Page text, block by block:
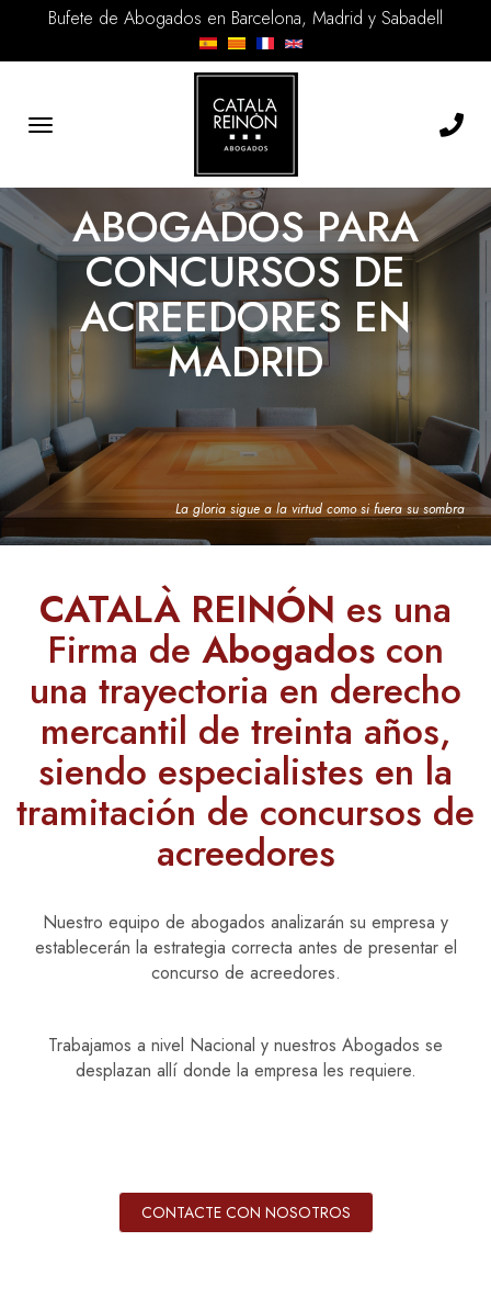
Bufete de Abogados en Barcelona, Madrid y Sabadell
Toggle
ABOGADOS PARA
CONCURSOS DE
ACREEDORES EN
MADRID
La gloria sigue a la virtud como si fuera su sombra
CATALÀ REINÓN es una
Firma de Abogados con
una trayectoria en derecho
mercantil de treinta años,
siendo especialistes en la
tramitación de concursos de
acreedores
Nuestro equipo de abogados analizarán su empresa y
establecerán la estrategia correcta antes de presentar el
concurso de acreedores.
Trabajamos a nivel Nacional y nuestros Abogados se
desplazan allí donde la empresa les requiere.
CONTACTE CON NOSOTROS